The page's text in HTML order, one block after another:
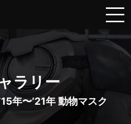
ラリー
年〜’21年 動物マスク